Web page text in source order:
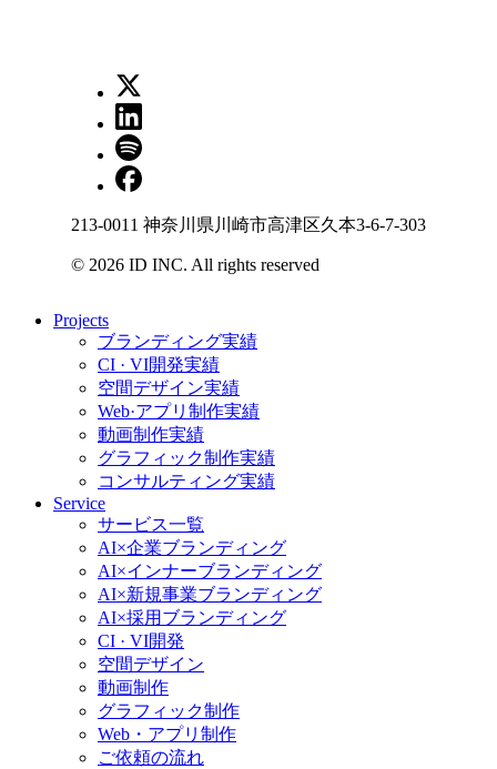
213-0011 神奈川県川崎市高津区久本3-6-7-303
© 2026 ID INC. All rights reserved
Projects
ブランディング実績
CI · VI開発実績
空間デザイン実績
Web·アプリ制作実績
動画制作実績
グラフィック制作実績
コンサルティング実績
Service
サービス一覧
AI×企業ブランディング
AI×インナーブランディング
AI×新規事業ブランディング
AI×採用ブランディング
CI · VI開発
空間デザイン
動画制作
グラフィック制作
Web・アプリ制作
ご依頼の流れ